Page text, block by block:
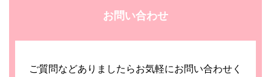
お問い合わせ
ご質問などありましたらお気軽にお問い合わせく